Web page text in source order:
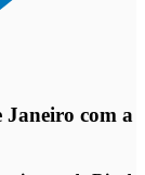
Janeiro com a